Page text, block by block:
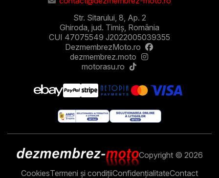
Str. Sitarului, 8, Ap. 2
Ghiroda, jud. Timiș, România
CUI 47075549 J2022005039355
DezmembrezMoto.ro
dezmembrez.moto
motorasu.ro
Copyright © 2026
CookiesTermeni și condițiiConfidențialitateContact